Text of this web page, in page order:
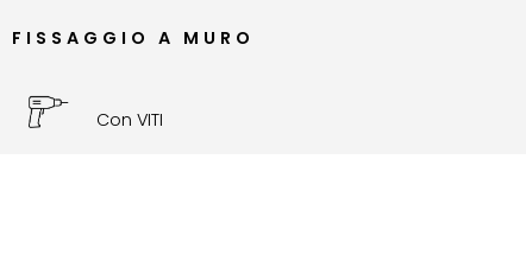
FISSAGGIO A MURO
Con VITI